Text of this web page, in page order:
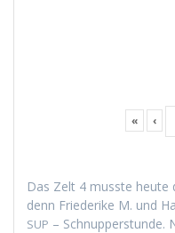
« ‹
Das Zelt 4 musste heute
denn Friederike M. und
SUP – Schnup­per­stunde.